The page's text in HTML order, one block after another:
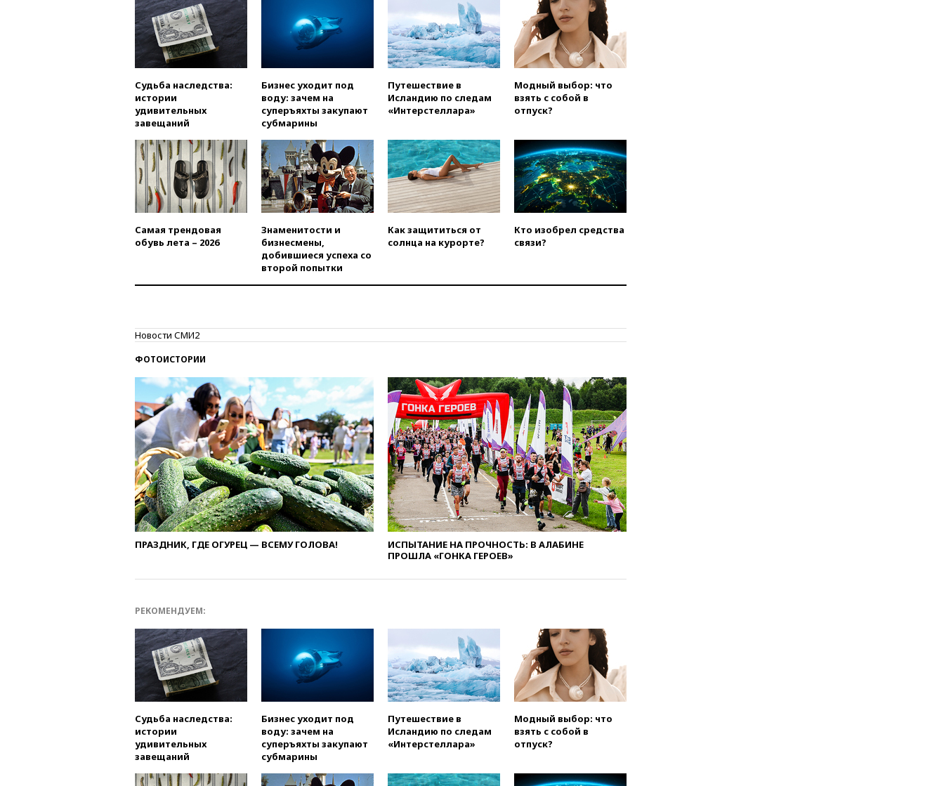
03:30
В Минстрое сравнили
качество жилья в Нью-Йорке и
России
02:30
Трамп попросил
в Госдепе, чтобы «вести
войну»
попытке попасть из Марокко в
Сеуту на параплане
00:30
FT: ЕС не готов принять в
блок Украину из-за уровня
коррупции
объяснил экономическую
выгоду безвизового режима с
вчера, 22:28Бессент
анонсировал скорое
соглашение о прекращении
огня США и Ирана
вчера, 22:15
Три человека
получили ножевые ранения
при нападении в Чехии
вчера, 22:00Путин поручил
выделить средства на новые
РЛС для Белгородской
области
вчера, 21:56The Atlantic: Маск
использовании Starlink для
уголовное дело
вчера, 21:26Лидеры сборной
РФ по гимнастике получили
официальный отказ в визах от
Хорватии
вчера, 21:15Пентагон
опубликовал 16 новых видео с
Украины с Польшей скопилось
Судьба наследства:
истории
удивительных
завещаний
Бизнес уходит под
воду: зачем на
суперъяхты закупают
субмарины
Путешествие в
Исландию по следам
«Интерстеллара»
Модный выбор: что
взять с собой в
отпуск?
Самая трендовая
обувь лета – 2026
Знаменитости и
бизнесмены,
добившиеся успеха со
второй попытки
Как защититься от
солнца на курорте?
Кто изобрел средства
связи?
Новости СМИ2
ФОТОИСТОРИИ
ПРАЗДНИК, ГДЕ ОГУРЕЦ — ВСЕМУ ГОЛОВА!
ИСПЫТАНИЕ НА ПРОЧНОСТЬ: В АЛАБИНЕ
ПРОШЛА «ГОНКА ГЕРОЕВ»
РЕКОМЕНДУЕМ:
Судьба наследства:
истории
удивительных
завещаний
Бизнес уходит под
воду: зачем на
суперъяхты закупают
субмарины
Путешествие в
Исландию по следам
«Интерстеллара»
Модный выбор: что
взять с собой в
отпуск?